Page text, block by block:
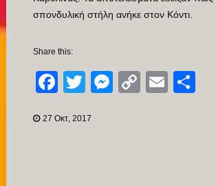
σπονδυλική στήλη ανήκε στον Κόντι.
Share this:
Facebook
TwitterMessenger
CopyEmail
27 Οκτ, 2017